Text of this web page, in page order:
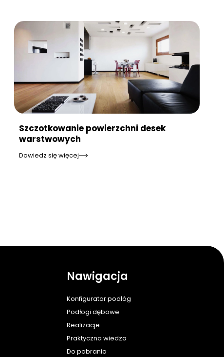
Szczotkowanie powierzchni desek
warstwowych
Dowiedz się więcej
Nawigacja
Konfigurator podłóg
Podłogi dębowe
Realizacje
Praktyczna wiedza
Do pobrania